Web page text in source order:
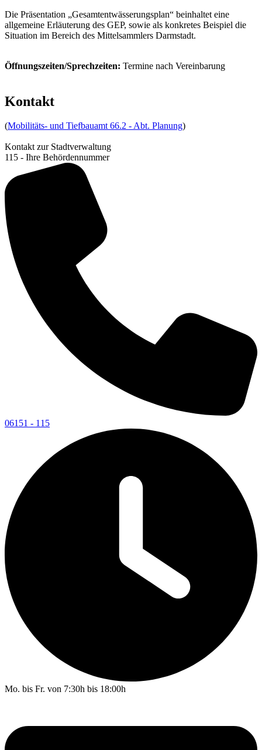
Die Präsentation „Gesamtentwässerungsplan“ beinhaltet eine
allgemeine Erläuterung des GEP, sowie als konkretes Beispiel die
Situation im Bereich des Mittelsammlers Darmstadt.
Öffnungszeiten/Sprechzeiten: Termine nach Vereinbarung
Kontakt
(Mobilitäts- und Tiefbauamt 66.2 - Abt. Planung)
Kontakt zur Stadtverwaltung
115 - Ihre Behördennummer
06151 - 115
Mo. bis Fr. von 7:30h bis 18:00h